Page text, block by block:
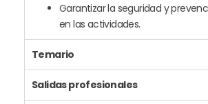
Garantizar la seguridad y
en las actividades.
Temario
Salidas profesionales